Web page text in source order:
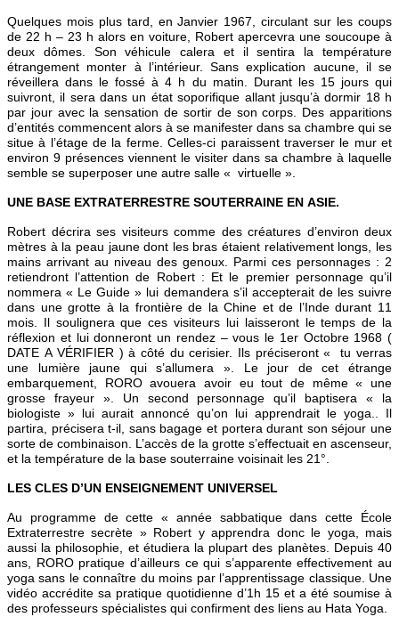
Quelques mois plus tard, en Janvier 1967, circulant sur les coups
de 22 h – 23 h alors en voiture, Robert apercevra une soucoupe à
deux dômes. Son véhicule calera et il sentira la température
étrangement monter à l’intérieur. Sans explication aucune, il se
réveillera dans le fossé à 4 h du matin. Durant les 15 jours qui
suivront, il sera dans un état soporifique allant jusqu’à dormir 18 h
par jour avec la sensation de sortir de son corps. Des apparitions
d’entités commencent alors à se manifester dans sa chambre qui se
situe à l’étage de la ferme. Celles-ci paraissent traverser le mur et
environ 9 présences viennent le visiter dans sa chambre à laquelle
semble se superposer une autre salle « virtuelle ».
UNE BASE EXTRATERRESTRE SOUTERRAINE EN ASIE.
Robert décrira ses visiteurs comme des créatures d’environ deux
mètres à la peau jaune dont les bras étaient relativement longs, les
mains arrivant au niveau des genoux. Parmi ces personnages : 2
retiendront l’attention de Robert : Et le premier personnage qu’il
nommera « Le Guide » lui demandera s’il accepterait de les suivre
dans une grotte à la frontière de la Chine et de l’Inde durant 11
mois. Il soulignera que ces visiteurs lui laisseront le temps de la
réflexion et lui donneront un rendez – vous le 1er Octobre 1968 (
DATE A VÉRIFIER ) à côté du cerisier. Ils préciseront « tu verras
une lumière jaune qui s’allumera ». Le jour de cet étrange
embarquement, RORO avouera avoir eu tout de même « une
grosse frayeur ». Un second personnage qu’il baptisera « la
biologiste » lui aurait annoncé qu’on lui apprendrait le yoga.. Il
partira, précisera t-il, sans bagage et portera durant son séjour une
sorte de combinaison. L’accès de la grotte s’effectuait en ascenseur,
et la température de la base souterraine voisinait les 21°.
LES CLES D’UN ENSEIGNEMENT UNIVERSEL
Au programme de cette « année sabbatique dans cette École
Extraterrestre secrète » Robert y apprendra donc le yoga, mais
aussi la philosophie, et étudiera la plupart des planètes. Depuis 40
ans, RORO pratique d’ailleurs ce qui s’apparente effectivement au
yoga sans le connaître du moins par l’apprentissage classique. Une
vidéo accrédite sa pratique quotidienne d’1h 15 et a été soumise à
des professeurs spécialistes qui confirment des liens au Hata Yoga.